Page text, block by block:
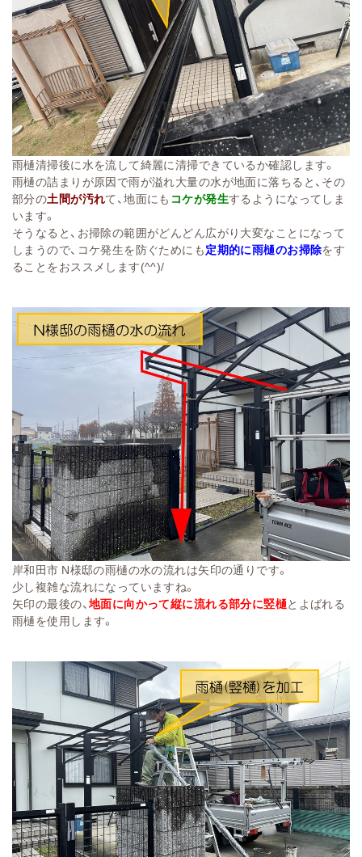
雨樋清掃後に水を流して綺麗に清掃できているか確認します。
雨樋の詰まりが原因で雨が溢れ大量の水が地面に落ちると、その
部分の土間が汚れて、地面にも コケが発生するようになってしま
います。
そうなると、お掃除の範囲がどんどん広がり大変なことになって
しまうので、コケ発生を防ぐためにも定期的に雨樋のお掃除をす
ることをおススメします(^^)/
岸和田市 N様邸の雨樋の水の流れは矢印の通りです。
少し複雑な流れになっていますね。
矢印の最後の、 地面に向かって縦に流れる部分に竪樋とよばれる
雨樋を使用します。